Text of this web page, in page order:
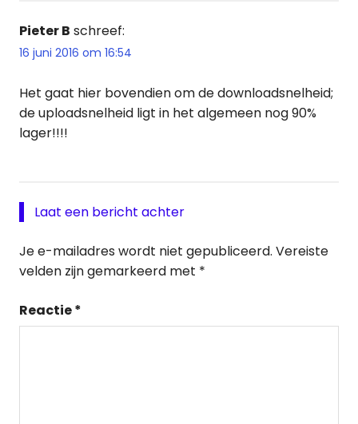
Pieter B schreef:
16 juni 2016 om 16:54
Het gaat hier bovendien om de downloadsnelheid;
de uploadsnelheid ligt in het algemeen nog 90%
lager!!!!
Laat een bericht achter
Je e-mailadres wordt niet gepubliceerd. Vereiste
velden zijn gemarkeerd met *
Reactie*